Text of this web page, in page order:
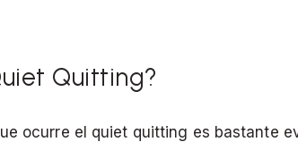
Quitting?
ocurre el quiet quitting es bastante